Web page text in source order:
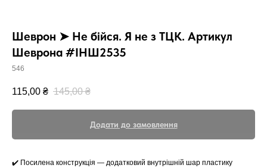
Шеврон ➤ Не бійся. Я не з ТЦК. Артикул
Шеврона #ІНШ2535
546
115,00 ₴ 145,00 ₴
Додати до замовлення
✔️ Посилена конструкція — додатковий внутрішній шар пластику